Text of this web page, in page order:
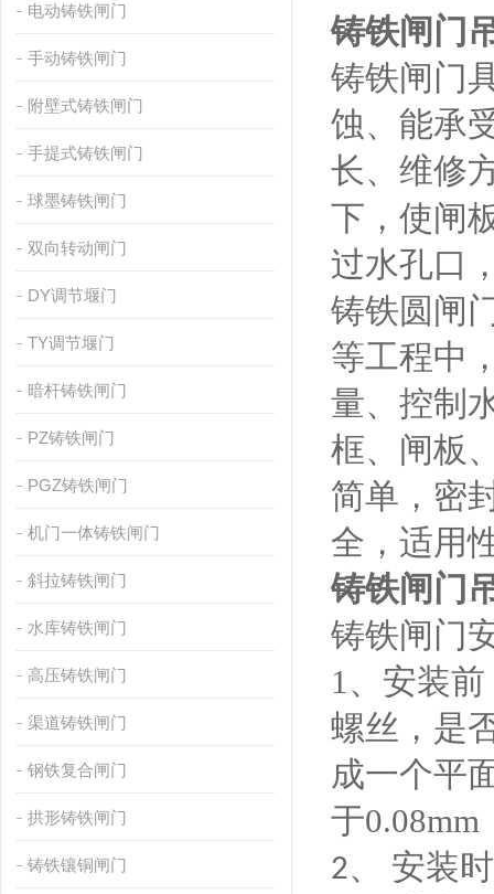
电动铸铁闸门
手动铸铁闸门
附壁式铸铁闸门
手提式铸铁闸门
球墨铸铁闸门
双向转动闸门
DY调节堰门
TY调节堰门
暗杆铸铁闸门
PZ铸铁闸门
PGZ铸铁闸门
机门一体铸铁闸门
斜拉铸铁闸门
水库铸铁闸门
高压铸铁闸门
渠道铸铁闸门
钢铁复合闸门
拱形铸铁闸门
铸铁镶铜闸门
铸铁闸门
铸铁闸门
蚀、能承
长、维修
下，使闸
过水孔口
铸铁圆闸
等工程中
量、控制
框、闸板
简单，密
全，适用
铸铁闸门
铸铁闸门
1、安装
螺丝，是
成一个平
于
2、 安装